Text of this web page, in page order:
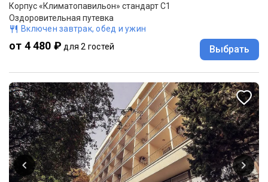
Корпус «Климатопавильон» стандарт С1
Оздоровительная путевка
Включен завтрак, обед и ужин
от 4 480 ₽ для 2 гостей Выбрать